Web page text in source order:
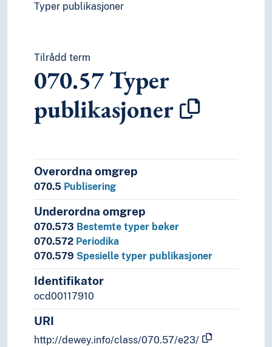
Typer publikasjoner
Tilrådd term
070.57Typer
publikasjoner
Overordna omgrep
070.5 Publisering
Underordna omgrep
070.573 Bestemte typer bøker
070.572 Periodika
070.579 Spesielle typer publikasjoner
Identifikator
ocd00117910
URI
http://dewey.info/class/070.57/e23/